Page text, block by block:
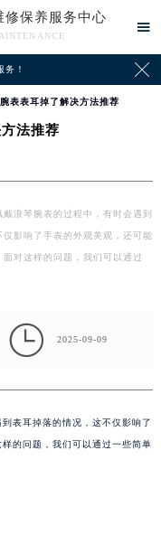
修保养服务中心

！ 
表表耳掉了解决方法推荐
法推荐
戴浪琴腕表的过程中，有时会遇到
仅影响了手表的外观美观，还可能
对这样的问题，我们可以通过
 2025-09-09
表耳掉落的情况，这不仅影响了
的问题，我们可以通过一些简单